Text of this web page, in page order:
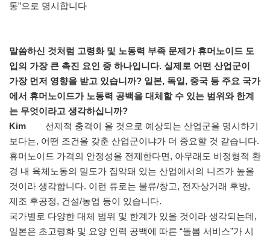
통”으로 명시합니다
말씀하신 것처럼 고령화 및 노동력 부족 문제가 휴머노이드 도
입의 가장 큰 촉진 요인 중 하나입니다. 실제로 어떤 산업군이
가장 먼저 영향을 받고 있습니까? 일본, 독일, 중국 등 주요 국가
에서 휴머노이드가 노동력 공백을 대체할 수 있는 범위와 한계
는 무엇이라고 생각하십니까?
Kim
선제적 충격이 올 것으로 예상되는 산업군을 명시하기
보다는, 어떤 조건을 갖춘 산업군이냐가 더 중요할 것 같습니다.
휴머노이드 가격의 안정성을 전제한다면, 아무래도 비정형적 환
경 내 육체노동의 밀도가 집약돼 있는 산업에서의 니즈가 높을
것이라 생각합니다. 이런 류로는 물류/창고, 전자상거래 후방,
제조 후공정, 건설/농업 등이 있습니다.
국가별로 다양한 대체 범위 및 한계가 있을 것이라 생각되는데,
일본은 초고령화 및 요양 인력 공백에 따른 “돌봄 서비스”가 시